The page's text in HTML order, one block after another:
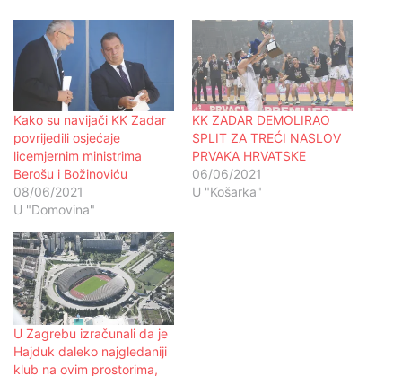
Kako su navijači KK Zadar
povrijedili osjećaje
licemjernim ministrima
Berošu i Božinoviću
08/06/2021
U "Domovina"
KK ZADAR DEMOLIRAO
SPLIT ZA TREĆI NASLOV
PRVAKA HRVATSKE
06/06/2021
U "Košarka"
U Zagrebu izračunali da je
Hajduk daleko najgledaniji
klub na ovim prostorima,